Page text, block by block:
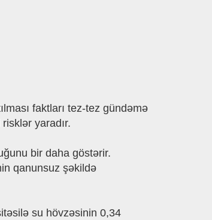
faktları tez-tez gündəmə
yaradır.
bir daha göstərir.
qanunsuz şəkildə
su hövzəsinin 0,34